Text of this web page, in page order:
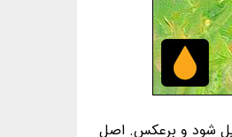
شود و برعکس. اصل